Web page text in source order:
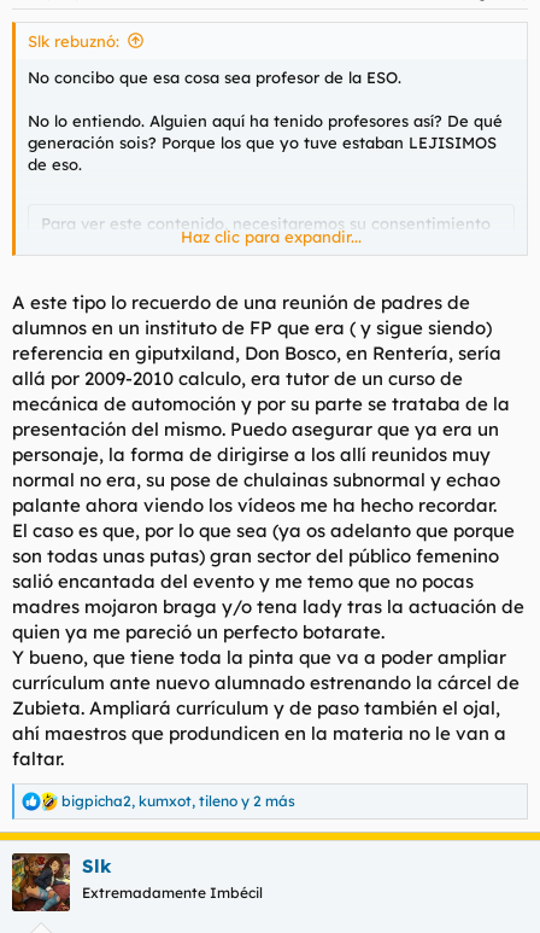
s
Slk rebuznó:
No concibo que esa cosa sea profesor de la ESO.
No lo entiendo. Alguien aquí ha tenido profesores así? De qué
generación sois? Porque los que yo tuve estaban LEJISIMOS
de eso.
Para ver este contenido, necesitaremos su consentimiento
para configurar cookies de terceros.
Aceptar cookies de terceros
Haz clic para expandir...
A este tipo lo recuerdo de una reunión de padres de
alumnos en un instituto de FP que era ( y sigue siendo)
referencia en giputxiland, Don Bosco, en Rentería, sería
allá por 2009-2010 calculo, era tutor de un curso de
mecánica de automoción y por su parte se trataba de la
presentación del mismo. Puedo asegurar que ya era un
personaje, la forma de dirigirse a los allí reunidos muy
normal no era, su pose de chulainas subnormal y echao
palante ahora viendo los vídeos me ha hecho recordar.
El caso es que, por lo que sea (ya os adelanto que porque
son todas unas putas) gran sector del público femenino
salió encantada del evento y me temo que no pocas
madres mojaron braga y/o tena lady tras la actuación de
quien ya me pareció un perfecto botarate.
Y bueno, que tiene toda la pinta que va a poder ampliar
currículum ante nuevo alumnado estrenando la cárcel de
Zubieta. Ampliará currículum y de paso también el ojal,
ahí maestros que produndicen en la materia no le van a
faltar.
R
e
a
c
c
i
bigpicha2, kumxot, tileno y 2 más
Slk
Extremadamente Imbécil